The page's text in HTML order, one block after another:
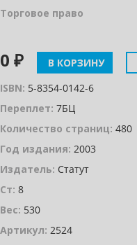
Торговое право
0 ₽ В КОРЗИНУ
ISBN: 5-8354-0142-6
Переплет: 7БЦ
Количество страниц: 480
Год издания: 2003
Издатель: Статут
Ст: 8
Вес: 530
Артикул: 2524